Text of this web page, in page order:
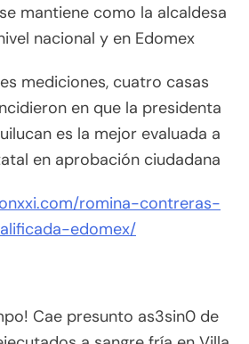
mantiene como la alcaldesa
nacional y en Edomex
mediciones, cuatro casas
en que la presidenta
es la mejor evaluada a
en aprobación ciudadana
romina-contreras-
edomex/
Cae presunto as3sin0 de